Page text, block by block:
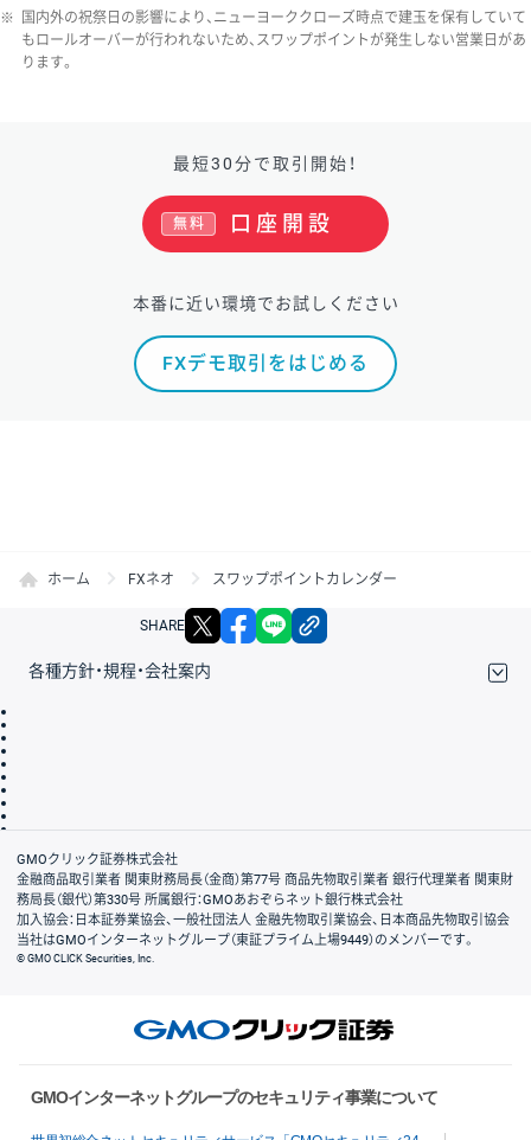
※
国内外の祝祭日の影響により、ニューヨーククローズ時点で建玉を保有していて
もロールオーバーが行われないため、スワップポイントが発生しない営業日があ
ります。
最短30分で取引開始！
口座開設
無料
本番に近い環境でお試しください
FXデモ取引をはじめる
ホーム FXネオ スワップポイントカレンダー
SHARE X facebook
各種方針・規程・会社案内
会社案内
GMOクリック証券株式会社
金融商品取引業者 関東財務局長（金商）第77号 商品先物取引業者 銀行代理業者 関東財
務局長（銀代）第330号 所属銀行：GMOあおぞらネット銀行株式会社
加入協会：日本証券業協会、一般社団法人 金融先物取引業協会、日本商品先物取引協会
当社はGMOインターネットグループ（東証プライム上場9449）のメンバーです。
© GMO CLICK Securities, Inc.
GMOインターネットグループのセキュリティ事業について